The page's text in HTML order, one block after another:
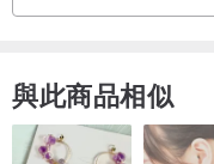
與此商品相似